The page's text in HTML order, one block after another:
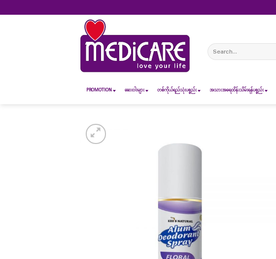
to
Search
for:
PROMOTION ဆေး၀ါးများ တစ်ကိုယ်ရည်သုံးပစ္စည်း အသားအရေထိန်းသိမ်းရန်ပစ္စည်း